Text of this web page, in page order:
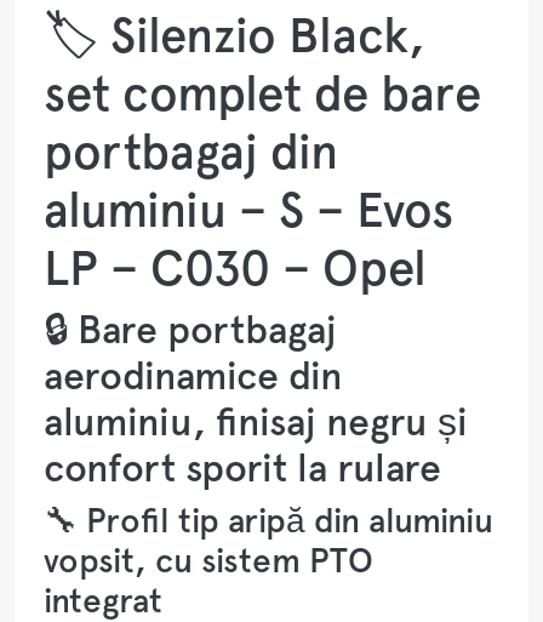
🏷️ Silenzio Black,
set complet de bare
portbagaj din
aluminiu – S – Evos
LP – C030 – Opel
🔒 Bare portbagaj
aerodinamice din
aluminiu, finisaj negru și
confort sporit la rulare
🔧 Profil tip aripă din aluminiu
vopsit, cu sistem PTO
integrat